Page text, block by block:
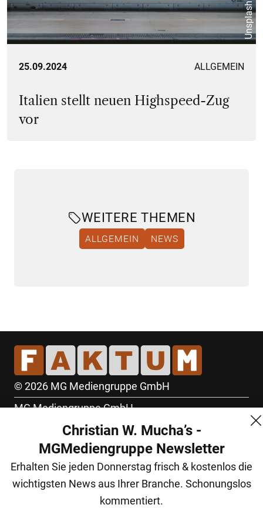
Unsplash
25.09.2024 ALLGEMEIN
Italien stellt neuen Highspeed-Zug
vor
WEITERE THEMEN
ALLGEMEIN NEWS
© 2026 MG Mediengruppe GmbH
MG Mediengruppe GmbH
Burgring 1/7
1010 Wien
+43 (1) 522 14 14
office@mgmedien.at
Christian W. Mucha’s -
MGMediengruppe Newsletter
Erhalten Sie jeden Donnerstag frisch & kostenlos die
wichtigsten News aus Ihrer Branche. Schonungslos
kommentiert.